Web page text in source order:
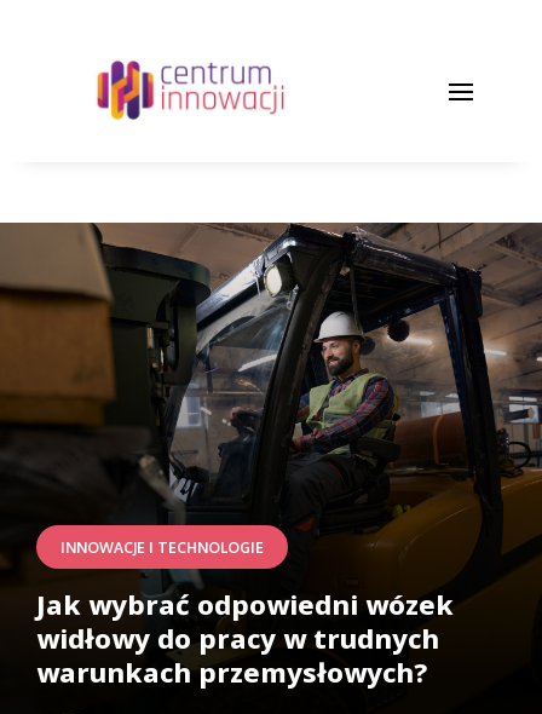
INNOWACJE I TECHNOLOGIE
Jak wybrać odpowiedni wózek
widłowy do pracy w trudnych
warunkach przemysłowych?